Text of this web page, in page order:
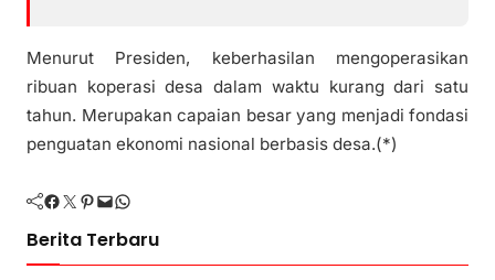
Menurut Presiden, keberhasilan mengoperasikan
ribuan koperasi desa dalam waktu kurang dari satu
tahun. Merupakan capaian besar yang menjadi fondasi
penguatan ekonomi nasional berbasis desa.(*)
Facebook Twitter Pinterest Mail WhatsApp
Berita Terbaru